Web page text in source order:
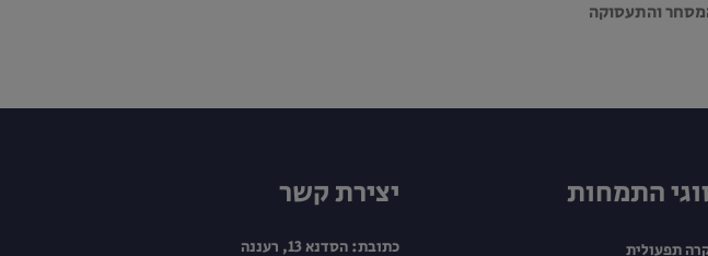
והתעסוקה
התמחות
תפעולית
יצירת קשר
כתובת: הסדנא 13, רעננה